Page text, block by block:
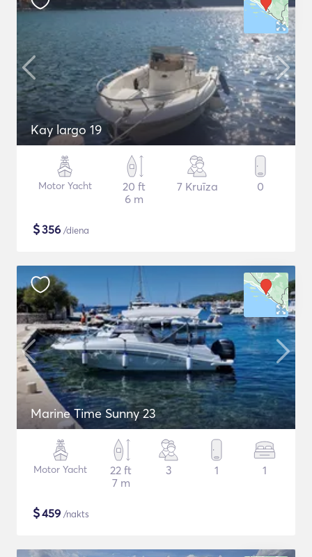
Kay largo 19
Motor Yacht
20 ft
6 m
7 Kruīza 0
$356 /diena
Marine Time Sunny 23
Motor Yacht
22 ft
7 m
3 1 1
$459 /nakts